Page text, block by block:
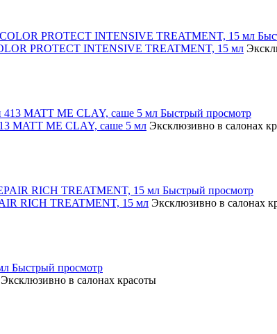
PROTECT INTENSIVE TREATMENT, 15 мл
Быстрый просмотр
MATT ME CLAY, саше 5 мл Эксклюзивно в салонах
Быстрый просмотр
RICH TREATMENT, 15 мл Эксклюзивно в салонах
Быстрый просмотр
Эксклюзивно в салонах красоты